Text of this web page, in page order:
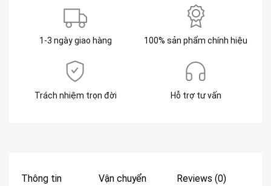
1-3 ngày giao hàng 100% sản phẩm chính hiệu
Trách nhiệm trọn đời Hỗ trợ tư vấn
Thông tin Vận chuyển Reviews (0)